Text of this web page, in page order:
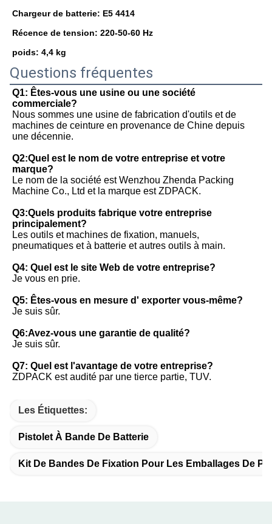
Chargeur de batterie: E5 4414
Récence de tension: 220-50-60 Hz
poids: 4,4 kg
Questions fréquentes
Q1: Êtes-vous une usine ou une société
commerciale?
Nous sommes une usine de fabrication d'outils et de
machines de ceinture en provenance de Chine depuis
une décennie.
Q2:Quel est le nom de votre entreprise et votre
marque?
Le nom de la société est Wenzhou Zhenda Packing
Machine Co., Ltd et la marque est ZDPACK.
Q3:Quels produits fabrique votre entreprise
principalement?
Les outils et machines de fixation, manuels,
pneumatiques et à batterie et autres outils à main.
Q4: Quel est le site Web de votre entreprise?
Je vous en prie.
Q5: Êtes-vous en mesure d' exporter vous-même?
Je suis sûr.
Q6:Avez-vous une garantie de qualité?
Je suis sûr.
Q7: Quel est l'avantage de votre entreprise?
ZDPACK est audité par une tierce partie, TUV.
Les Étiquettes:
Pistolet À Bande De Batterie
Kit De Bandes De Fixation Pour Les Emballages De